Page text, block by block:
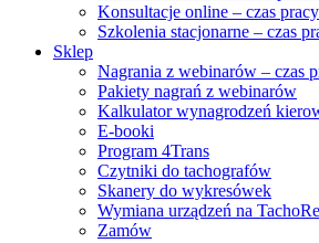
Konsultacje online – czas
Szkolenia stacjonarne – czas
Sklep
Nagrania z webinarów – czas
Pakiety nagrań z webinarów
Kalkulator wynagrodzeń
E-booki
Program 4Trans
Czytniki do tachografów
Skanery do wykresówek
Wymiana urządzeń na
Zamów